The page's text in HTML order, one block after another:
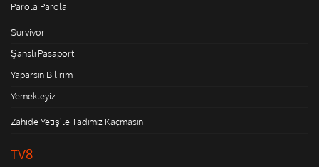
Parola Parola
Survivor
Şanslı Pasaport
Yaparsın Bilirim
Yemekteyiz
Zahide Yetiş'le Tadımız Kaçmasın
TV8